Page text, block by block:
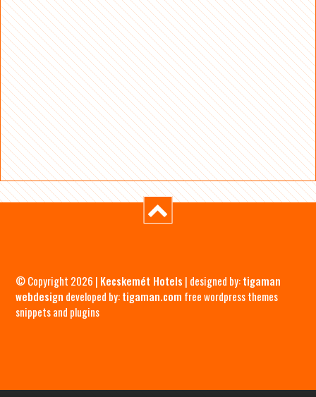
© Copyright 2026 | Kecskemét Hotels | designed by:tigaman
webdesign developed by:tigaman.com free wordpress themes
snippets and plugins